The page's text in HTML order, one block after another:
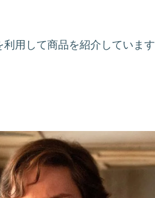
用して商品を紹介しています